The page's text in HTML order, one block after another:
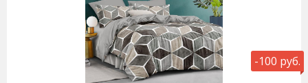
-100 руб.